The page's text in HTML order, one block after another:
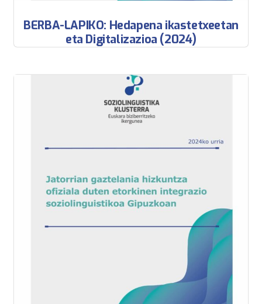
BERBA-LAPIKO: Hedapena ikastetxeetan
eta Digitalizazioa (2024)